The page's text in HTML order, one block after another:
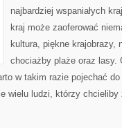
najbardziej wspaniałych
kraj może zaoferować
kultura, piękne krajobrazy,
chociażby plaże oraz lasy.
w takim razie pojechać
wielu ludzi, którzy